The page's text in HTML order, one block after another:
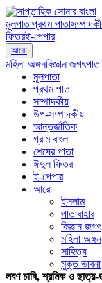
মূলপাতাপ্রথম পাতা
ফিতরই-পেপার
আরো
মহিলা অঙ্গনবিজ্ঞান জগৎ
মূলপাতা
প্রথম পাতা
সম্পাদকীয়
উপ-সম্পাদকীয়
আন্তর্জাতিক
গ্রাম বাংলা
শেষের পাতা
ঈদুল ফিতর
ই-পেপার
আরো
ইসলাম
পাতাবাহার
বিজ্ঞান জগৎ
মহিলা অঙ্গন
সাহিত্য
মুক্ত ভাবনা
লবণ চাষি, শ্রমিক ও